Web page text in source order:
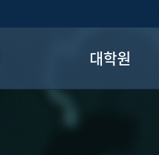
대학원